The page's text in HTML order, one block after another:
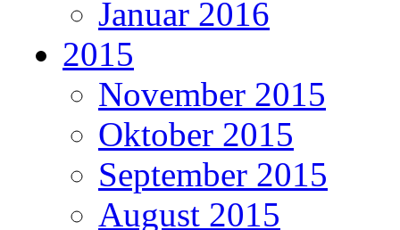
Januar 2016
2015
November 2015
Oktober 2015
September 2015
August 2015